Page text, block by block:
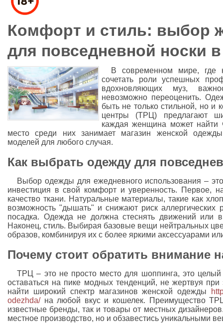
Комфорт и стиль: выбор
для повседневной носки
В современном мире, где
сочетать роли успешных
вдохновляющих муз,
невозможно переоценить.
быть не только стильной, но и
центры (ТРЦ) предлагают
каждая женщина может найти
место среди них занимает магазин женской
моделей для любого случая.
Как выбрать одежду для
Выбор одежды для ежедневного использования –
инвестиция в свой комфорт и уверенность. Первое,
качество ткани. Натуральные материалы, такие как
возможность "дышать" и снижают риск аллергических
посадка. Одежда не должна стеснять движений или
Наконец, стиль. Выбирая базовые вещи нейтральных
образов, комбинируя их с более яркими аксессуарами
Почему стоит обратить внимание
ТРЦ – это не просто место для шоппинга, это целый
оставаться на пике модных тенденций, не жертвуя
найти широкий спектр магазинов женской одежды
odezhda/на любой вкус и кошелек. Преимущество
известные бренды, так и товары от местных
местное производство, но и обзавестись уникальными